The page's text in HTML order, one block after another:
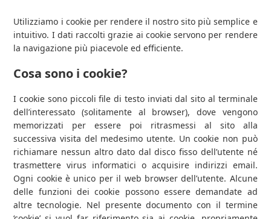
Utilizziamo i cookie per rendere il nostro sito più semplice e
intuitivo. I dati raccolti grazie ai cookie servono per rendere
la navigazione più piacevole ed efficiente.
Cosa sono i cookie?
I cookie sono piccoli file di testo inviati dal sito al terminale
dell’interessato (solitamente al browser), dove vengono
memorizzati per essere poi ritrasmessi al sito alla
successiva visita del medesimo utente. Un cookie non può
richiamare nessun altro dato dal disco fisso dell’utente né
trasmettere virus informatici o acquisire indirizzi email.
Ogni cookie è unico per il web browser dell’utente. Alcune
delle funzioni dei cookie possono essere demandate ad
altre tecnologie. Nel presente documento con il termine